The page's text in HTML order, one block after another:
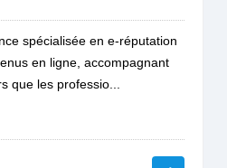
spécialisée en e-réputation
en ligne, accompagnant
que les professio...